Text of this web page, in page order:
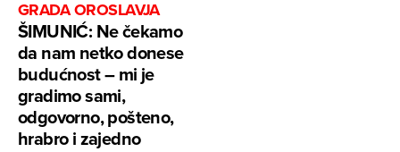
GRADA OROSLAVJA
ŠIMUNIĆ: Ne čekamo
da nam netko donese
budućnost – mi je
gradimo sami,
odgovorno, pošteno,
hrabro i zajedno